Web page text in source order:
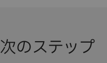
次のステップ